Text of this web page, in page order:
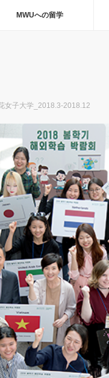
MWUへの留学
女子大学_2018.3-2018.12